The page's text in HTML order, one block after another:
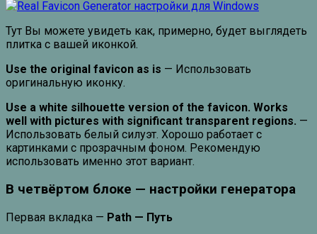
Тут Вы можете увидеть как, примерно, будет выглядеть
плитка с вашей иконкой.
Use the original favicon as is — Использовать
оригинальную иконку.
Use a white silhouette version of the favicon. Works
well with pictures with significant transparent regions. —
Использовать белый силуэт. Хорошо работает с
картинками с прозрачным фоном. Рекомендую
использовать именно этот вариант.
В четвёртом блоке — настройки генератора
Первая вкладка — Path — Путь